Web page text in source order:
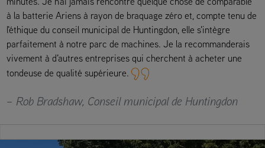
à la batterie Ariens à rayon de braquage zéro et, compte tenu de
l'éthique du conseil municipal de Huntingdon, elle s'intègre
parfaitement à notre parc de machines. Je la recommanderais
vivement à d'autres entreprises qui cherchent à acheter une
tondeuse de qualité supérieure.
– Rob Bradshaw, Conseil municipal de Huntingdon